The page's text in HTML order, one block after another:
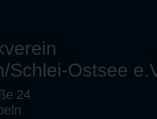
Schlei-Ostsee
24